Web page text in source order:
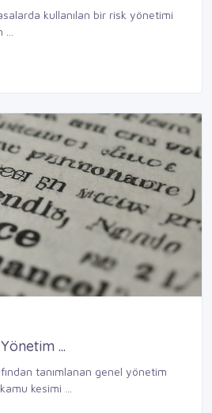
kullanılan bir risk yönetimi
...
tanımlanan genel yönetim
kesimi ...